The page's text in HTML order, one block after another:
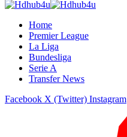
Home
Premier League
La Liga
Bundesliga
Serie A
Transfer News
Facebook X (Twitter) Instagram